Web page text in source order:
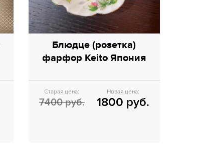
Блюдце (розетка)
фарфор Keito Япония
Старая цена:
7400 руб.
Новая цена:
1800 руб.